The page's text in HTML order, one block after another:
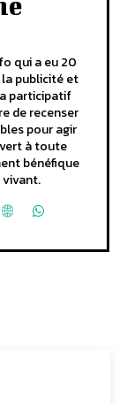
qui a eu 20
la publicité et
participatif
de recenser
pour agir
à toute
bénéfique